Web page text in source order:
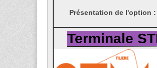
Présentation de l'option :
Terminale